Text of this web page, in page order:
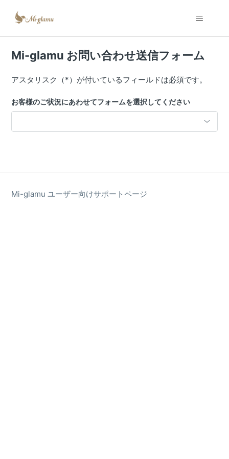
Mi-glamu お問い合わせ送信フォーム
アスタリスク（*）が付いているフィールドは必須です。
お客様のご状況にあわせてフォームを選択してください
Mi-glamu ユーザー向けサポートページ